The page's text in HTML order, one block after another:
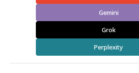
Gemini
Grok
Perplexity